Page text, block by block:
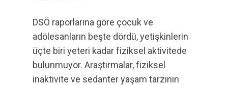
DSÖ raporlarına göre çocuk ve
adölesanların beşte dördü, yetişkinlerin
üçte biri yeteri kadar fiziksel aktivitede
bulunmuyor. Araştırmalar, fiziksel
inaktivite ve sedanter yaşam tarzının